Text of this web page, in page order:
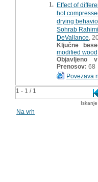
1 - 1 / 1
1. Effect of
hot
drying
Sohrab Rahimi
DeVallance ,
Ključne
modified wood
Objavljeno
Prenosov: 68
Povezava
Na vrh